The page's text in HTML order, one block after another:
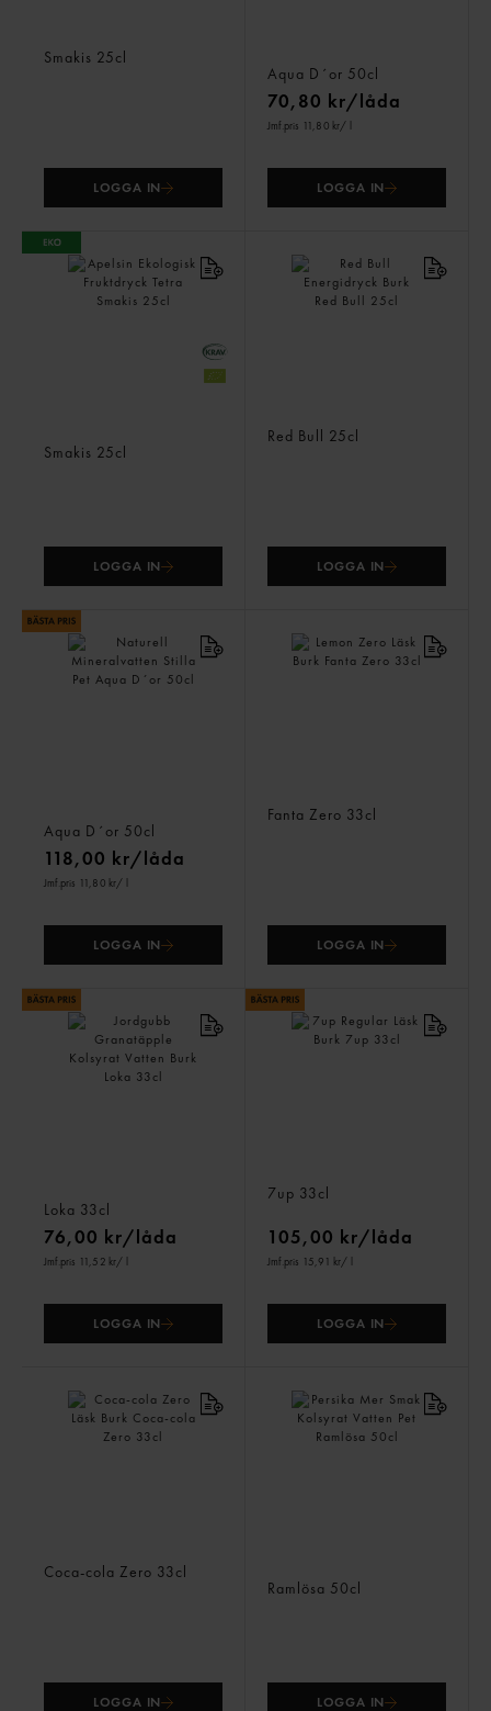
Smakis 25cl
LOGGA IN
Aqua D´or 50cl
70,80 kr/låda
Jmf.pris 11,80 kr/ l
LOGGA IN
Smakis 25cl
LOGGA IN
Red Bull 25cl
LOGGA IN
Aqua D´or 50cl
118,00 kr/låda
Jmf.pris 11,80 kr/ l
LOGGA IN
Fanta Zero 33cl
LOGGA IN
Loka 33cl
76,00 kr/låda
Jmf.pris 11,52 kr/ l
LOGGA IN
7up 33cl
105,00 kr/låda
Jmf.pris 15,91 kr/ l
LOGGA IN
Coca-cola Zero 33cl
LOGGA IN
Ramlösa 50cl
LOGGA IN